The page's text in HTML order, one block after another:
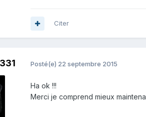
Citer
Posté(e) 22 septembre 2015
Ha ok !!!
Merci je comprend mieux